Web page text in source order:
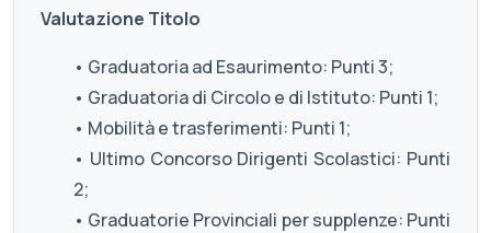
Valutazione Titolo
• Graduatoria ad Esaurimento: Punti 3;
• Graduatoria di Circolo e di Istituto: Punti 1;
• Mobilità e trasferimenti: Punti 1;
• Ultimo Concorso Dirigenti Scolastici: Punti
2;
• Graduatorie Provinciali per supplenze: Punti